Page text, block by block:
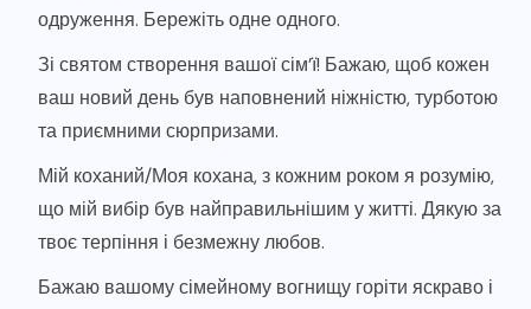
одруження. Бережіть одне одного.
Зі святом створення вашої сім’ї! Бажаю, щоб кожен
ваш новий день був наповнений ніжністю, турботою
та приємними сюрпризами.
Мій коханий/Моя кохана, з кожним роком я розумію,
що мій вибір був найправильнішим у житті. Дякую за
твоє терпіння і безмежну любов.
Бажаю вашому сімейному вогнищу горіти яскраво і